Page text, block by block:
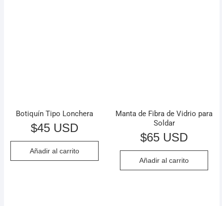
Botiquín Tipo Lonchera
$45 USD
Añadir al carrito
Manta de Fibra de Vidrio para
Soldar
$65 USD
Añadir al carrito